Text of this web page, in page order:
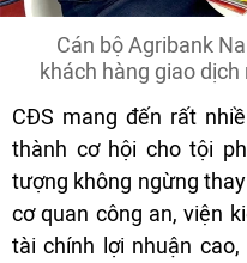
Cán bộ Agribank
khách hàng giao
CĐS mang đến rất
thành cơ hội cho tội
tượng không ngừng
cơ quan công an, viện
tài chính lợi nhuận